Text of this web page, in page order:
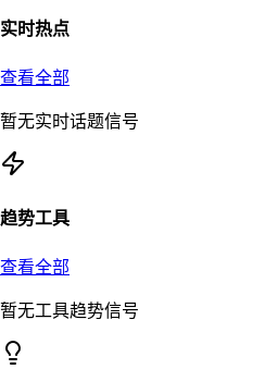
实时热点
查看全部
暂无实时话题信号
趋势工具
查看全部
暂无工具趋势信号